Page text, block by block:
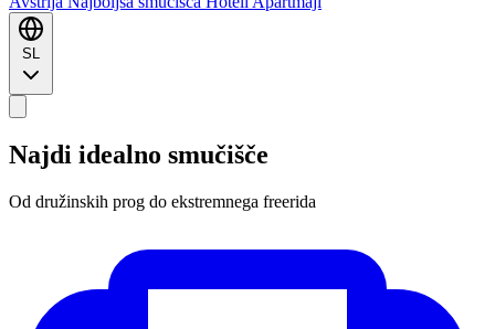
SL
Najdi idealno smučišče
Od družinskih prog do ekstremnega freerida